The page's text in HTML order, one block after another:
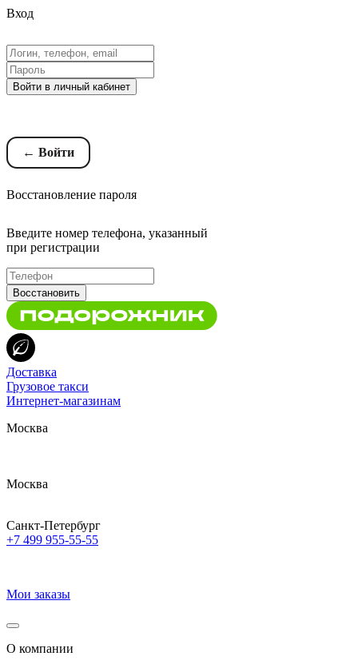
Вход
Войти в личный кабинет
← Войти
Восстановление пароля
Введите номер телефона, указанный
при регистрации
Восстановить
Доставка
Грузовое такси
Интернет-магазинам
Москва
Москва
Санкт-Петербург
+7 499 955-55-55
Мои заказы
О компании